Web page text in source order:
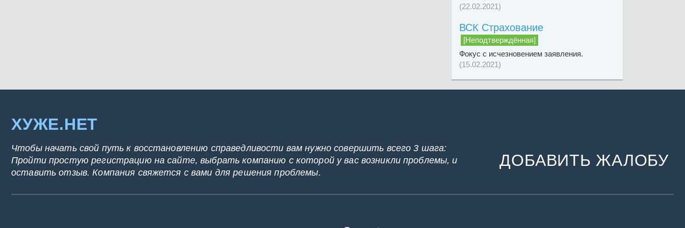
(22.02.2021)
ВСК Страхование
[Неподтверждённая]
Фокус с исчезновением заявления.
(15.02.2021)
ХУЖЕ.НЕТ
Чтобы начать свой путь к восстановлению справедливости вам нужно совершить всего 3 шага:
Пройти простую регистрацию на сайте, выбрать компанию с которой у вас возникли проблемы, и
оставить отзыв. Компания свяжется с вами для решения проблемы.
ДОБАВИТЬ ЖАЛОБУ